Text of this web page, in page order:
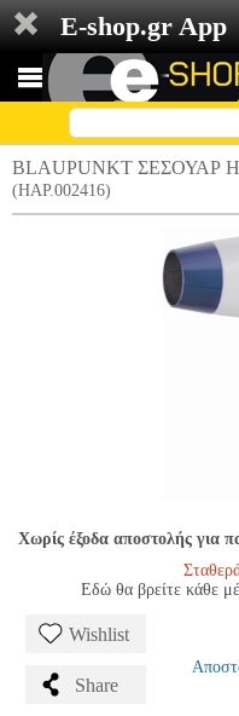
E-shop.gr App
BLAUPUNKT ΣΕΣΟΥΑΡ
(HAP.002416)
Χωρίς έξοδα αποστολής για
Εδώ θα βρείτε κάθε
Wishlist
Share